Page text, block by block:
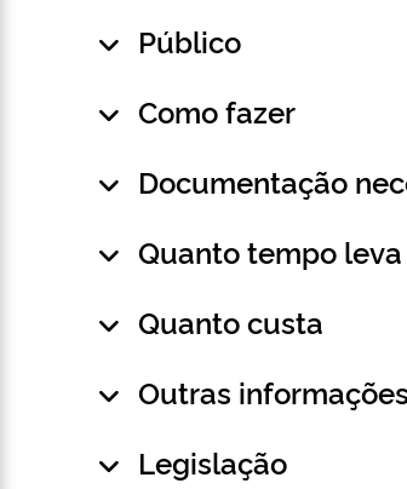
Público
Como fazer
Documentação
Quanto tempo leva
Quanto custa
Outras informações
Legislação